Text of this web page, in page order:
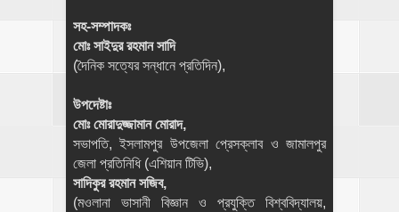
সহ-সম্পাদকঃ
মোঃ সাইদুর রহমান সাদি
(দৈনিক সত্যের সন্ধানে প্রতিদিন),
উপদেষ্টাঃ
মোঃ মোরাদুজ্জামান মোরাদ,
সভাপতি, ইসলামপুর উপজেলা প্রেসক্লাব ও জামালপুর
জেলা প্রতিনিধি (এশিয়ান টিভি),
সাদিকুর রহমান সজিব,
(মওলানা ভাসানী বিজ্ঞান ও প্রযুক্তি বিশ্ববিদ্যালয়,